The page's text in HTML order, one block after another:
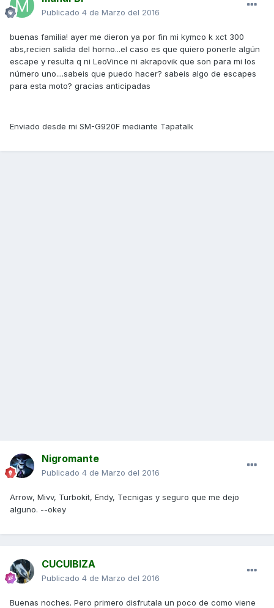
Publicado 4 de Marzo del 2016
buenas familia! ayer me dieron ya por fin mi kymco k xct 300
abs,recien salida del horno...el caso es que quiero ponerle algún
escape y resulta q ni LeoVince ni akrapovik que son para mi los
número uno....sabeis que puedo hacer? sabeis algo de escapes
para esta moto? gracias anticipadas
Enviado desde mi SM-G920F mediante Tapatalk
Nigromante
Publicado 4 de Marzo del 2016
Arrow, Mivv, Turbokit, Endy, Tecnigas y seguro que me dejo
alguno. --okey
CUCUIBIZA
Publicado 4 de Marzo del 2016
Buenas noches. Pero primero disfrutala un poco de como viene